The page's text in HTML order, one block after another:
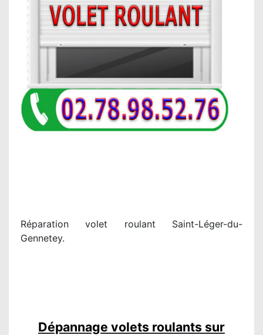
Réparation volet roulant Saint-Léger-du-
Gennetey.
Dépannage volets roulants sur